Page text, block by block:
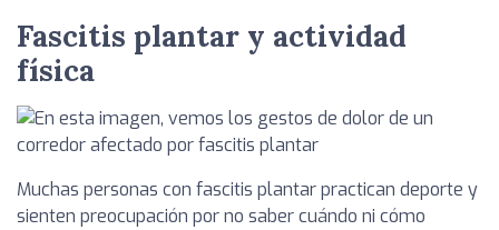
Fascitis plantar y actividad
física
Muchas personas con fascitis plantar practican deporte y
sienten preocupación por no saber cuándo ni cómo